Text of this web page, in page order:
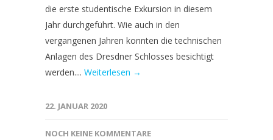
die erste studentische Exkursion in diesem
Jahr durchgeführt. Wie auch in den
vergangenen Jahren konnten die technischen
Anlagen des Dresdner Schlosses besichtigt
werden.... Weiterlesen →
22. JANUAR 2020
NOCH KEINE KOMMENTARE